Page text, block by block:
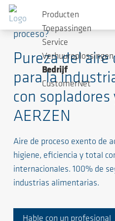
¿Qué tan seguro y limpio
proceso?
Pureza del aire
para la
con
AERZEN
Aire de proceso exento de
higiene, eficiencia y total
internacionales. 100% de
industrias alimentarias.
Hable con un profesional
Producten
Toepassingen
Service
Verhuuroplossingen
Bedrijf
CustomerNet